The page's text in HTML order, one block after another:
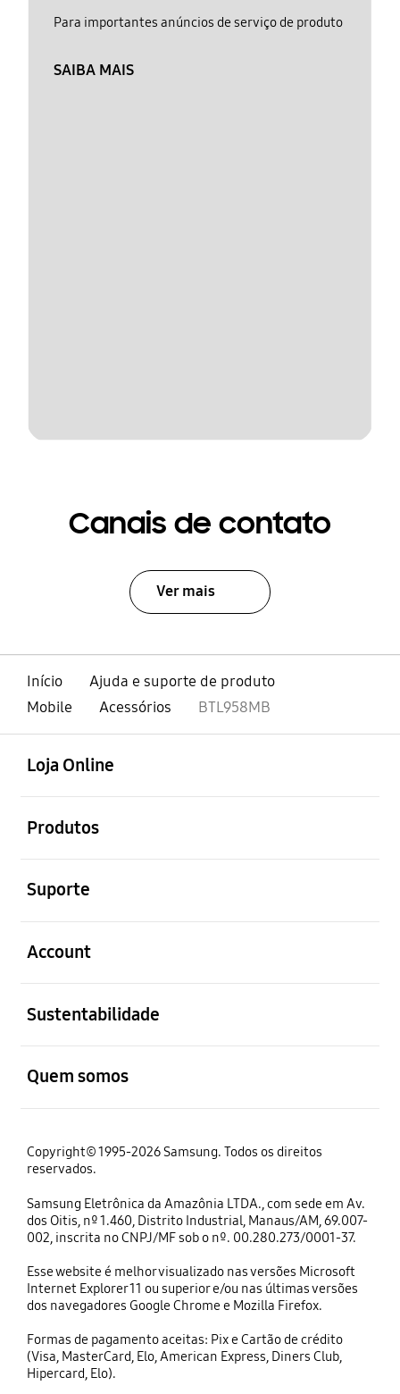
Para importantes anúncios de serviço de produto
SAIBA MAIS
Canais de contato
Ver mais
Início
Ajuda e suporte de produto
Mobile
Acessórios BTL958MB
Loja Online
Produtos
Suporte
Account
Sustentabilidade
Quem somos
Copyright© 1995-2026 Samsung. Todos os direitos
reservados.
Samsung Eletrônica da Amazônia LTDA., com sede em Av.
dos Oitis, nº 1.460, Distrito Industrial, Manaus/AM, 69.007-
002, inscrita no CNPJ/MF sob o nº. 00.280.273/0001-37.
Esse website é melhor visualizado nas versões Microsoft
Internet Explorer 11 ou superior e/ou nas últimas versões
dos navegadores Google Chrome e Mozilla Firefox.
Formas de pagamento aceitas: Pix e Cartão de crédito
(Visa, MasterCard, Elo, American Express, Diners Club,
Hipercard, Elo).